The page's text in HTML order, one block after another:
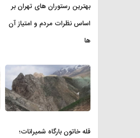
بهترین رستوران های تهران بر
اساس نظرات مردم و امتیاز آن
ها
قله خاتون بارگاه شمیرانات؛